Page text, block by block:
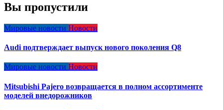
Вы пропустили
Мировые новости Новости
Audi подтверждает выпуск нового поколения Q8
Мировые новости Новости
Mitsubishi Pajero возвращается в полном ассортименте
моделей внедорожников